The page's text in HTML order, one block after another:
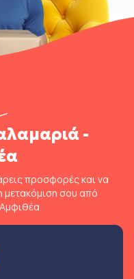
-
προσφορές και να
μετακόμιση σου από